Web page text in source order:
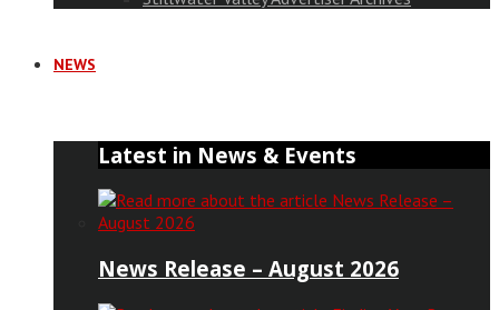
NEWS
Latest in News & Events
News Release – August 2026